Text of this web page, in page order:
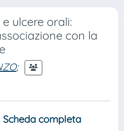
ulcere orali:
con la
;
Scheda completa